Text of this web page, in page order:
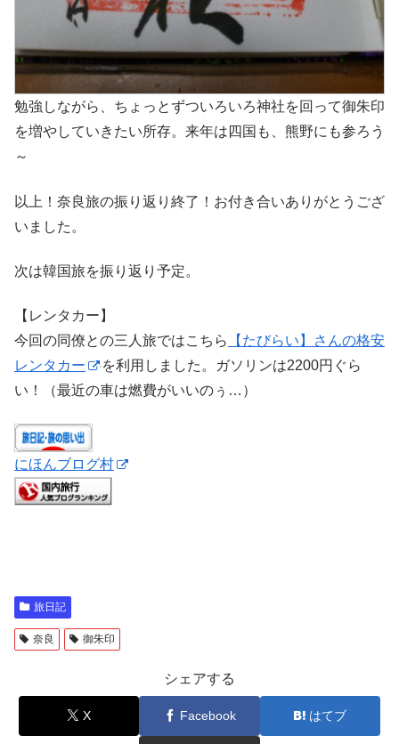
勉強しながら、ちょっとずついろいろ神社を回って御朱印
を増やしていきたい所存。来年は四国も、熊野にも参ろう
～
以上！奈良旅の振り返り終了！お付き合いありがとうござ
いました。
次は韓国旅を振り返り予定。
【レンタカー】
今回の同僚との三人旅ではこちら
【たびらい】さんの格安
レンタカー
を利用しました。ガソリンは2200円ぐら
い！（最近の車は燃費がいいのぅ…）
にほんブログ村
旅日記
奈良 御朱印
シェアする
X Facebook はてブ